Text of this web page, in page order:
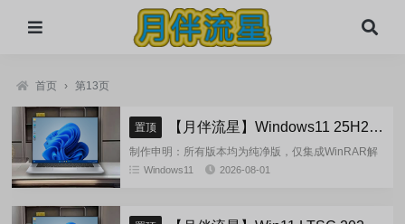
首页 › 第13页
置顶 【月伴流星】Windows11 25H2 完整+适量精简多合一安装版2026.08
制作申明：所有版本均为纯净版，仅集成WinRAR解
压缩和VBCRedist_x86_x64和系统必须的软件和运
Windows11 2026-08-01